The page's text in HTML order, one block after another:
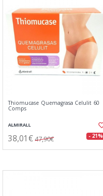
Thiomucase Quemagrasa Celulit 60
Comps
ALMIRALL
38,01€ 47,90€ - 21%